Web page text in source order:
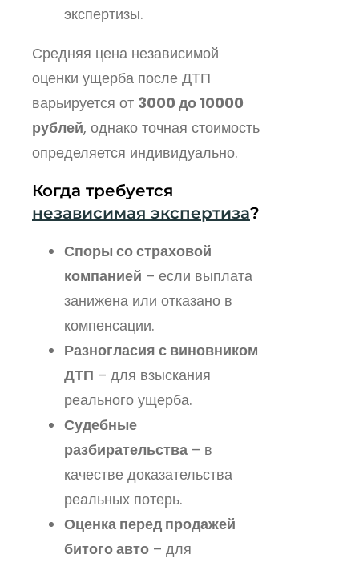
экспертизы.
Средняя цена независимой
оценки ущерба после ДТП
варьируется от 3000 до 10000
рублей, однако точная стоимость
определяется индивидуально.
Когда требуется
независимая экспертиза?
Споры со страховой
компанией – если выплата
занижена или отказано в
компенсации.
Разногласия с виновником
ДТП – для взыскания
реального ущерба.
Судебные
разбирательства – в
качестве доказательства
реальных потерь.
Оценка перед продажей
битого авто – для